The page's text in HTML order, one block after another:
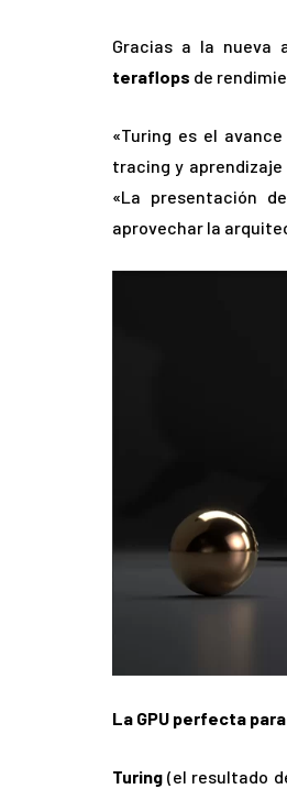
Gracias a la nueva
teraflops de
«Turing es el
tracing y aprendizaje
«La presentación
aprovechar la
La GPU perfecta para
Turing (el resultado